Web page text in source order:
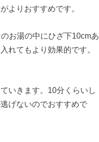
よりおすすめです。
お湯の中にひざ下10cmあ
れてもより効果的です。
いきます。10分くらいし
げないのでおすすめで